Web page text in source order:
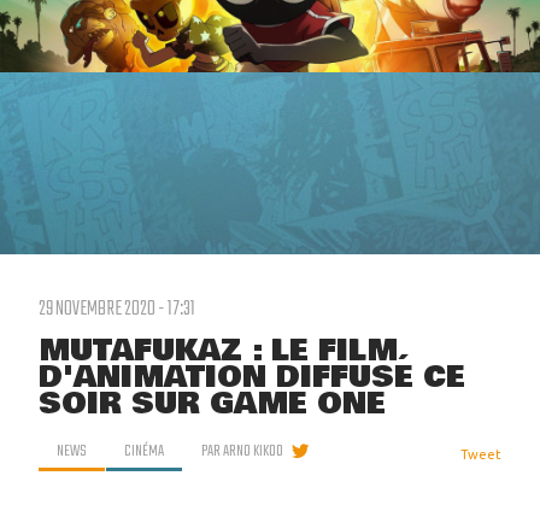
29 NOVEMBRE 2020 - 17:31
MUTAFUKAZ : LE FILM
D'ANIMATION DIFFUSÉ CE
SOIR SUR GAME ONE
NEWS CINÉMA PARARNO KIKOO Tweet